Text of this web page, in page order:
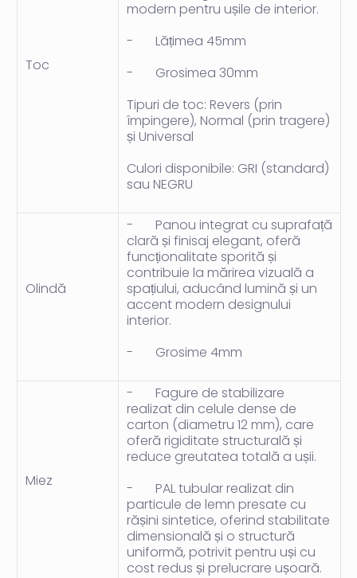
Toc
modern pentru ușile de interior.
- Lățimea 45mm
- Grosimea 30mm
Tipuri de toc: Revers (prin
împingere), Normal (prin tragere)
și Universal
Culori disponibile: GRI (standard)
sau NEGRU
Olindă
- Panou integrat cu suprafață
clară și finisaj elegant, oferă
funcționalitate sporită și
contribuie la mărirea vizuală a
spațiului, aducând lumină și un
accent modern designului
interior.
- Grosime 4mm
Miez
- Fagure de stabilizare
realizat din celule dense de
carton (diametru 12 mm), care
oferă rigiditate structurală și
reduce greutatea totală a ușii.
- PAL tubular realizat din
particule de lemn presate cu
rășini sintetice, oferind stabilitate
dimensională și o structură
uniformă, potrivit pentru uși cu
cost redus și prelucrare ușoară.